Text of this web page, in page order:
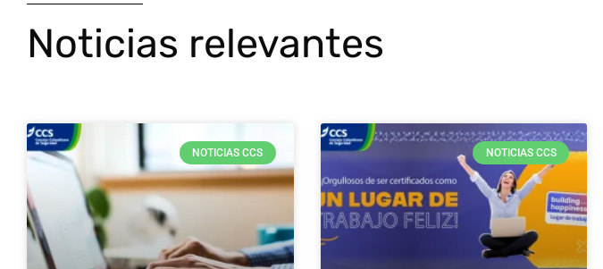
Noticias relevantes
NOTICIAS CCS NOTICIAS CCS